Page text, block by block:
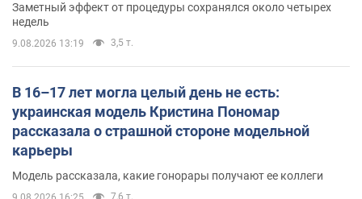
Заметный эффект от процедуры сохранялся около четырех
недель
9.08.2026 13:19 3,5 т.
В 16–17 лет могла целый день не есть:
украинская модель Кристина Пономар
рассказала о страшной стороне модельной
карьеры
Модель рассказала, какие гонорары получают ее коллеги